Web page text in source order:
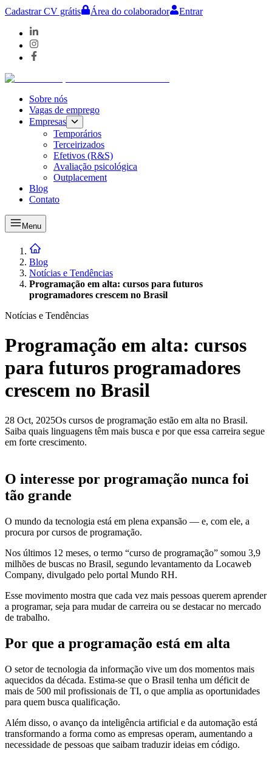
Cadastrar CV grátis Área do colaborador Entrar
Sobre nós
Vagas de emprego
Empresas
Temporários
Terceirizados
Efetivos (R&S)
Avaliação psicológica
Outplacement
Blog
Contato
Menu
Blog
Notícias e Tendências
Programação em alta: cursos para futuros
programadores crescem no Brasil
Notícias e Tendências
Programação em alta: cursos
para futuros programadores
crescem no Brasil
28 Oct, 2025Os cursos de programação estão em alta no Brasil.
Saiba quais linguagens têm mais busca e por que essa carreira segue
em forte crescimento.
O interesse por programação nunca foi
tão grande
O mundo da tecnologia está em plena expansão — e, com ele, a
procura por cursos de programação.
Nos últimos 12 meses, o termo “curso de programação” somou 3,9
milhões de buscas no Brasil, segundo levantamento da Locaweb
Company, divulgado pelo portal Mundo RH.
Esse movimento mostra que cada vez mais pessoas querem aprender
a programar, seja para mudar de carreira ou se destacar no mercado
de trabalho.
Por que a programação está em alta
O setor de tecnologia da informação vive um dos momentos mais
aquecidos da década. Estima-se que o Brasil tenha um déficit de
mais de 500 mil profissionais de TI, o que amplia as oportunidades
para quem busca qualificação.
Além disso, o avanço da inteligência artificial e da automação está
transformando a forma como as empresas operam, aumentando a
necessidade de pessoas que saibam traduzir ideias em código.